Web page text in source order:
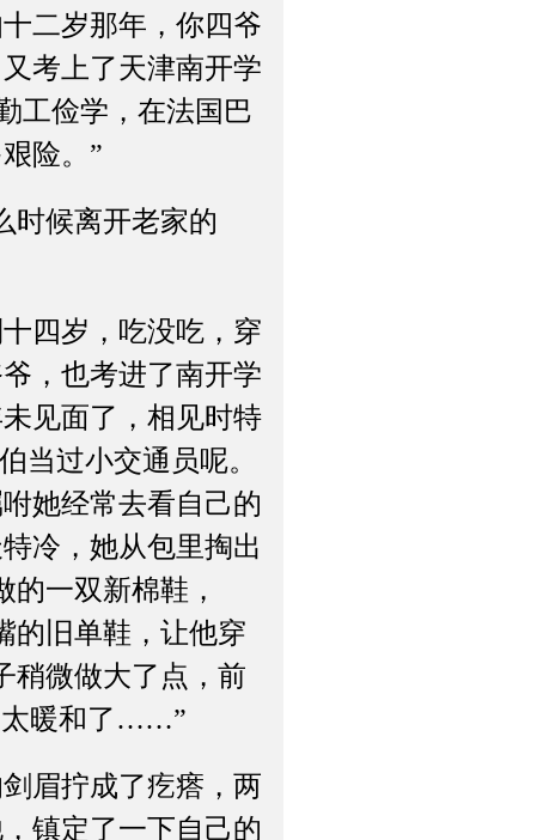
二岁那年，你四爷
考上了天津南开学
工俭学，在法国巴
险。”
候离开老家的
四岁，吃没吃，穿
，也考进了南开学
见面了，相见时特
当过小交通员呢。
她经常去看自己的
冷，她从包里掏出
一双新棉鞋，
的旧单鞋，让他穿
稍微做大了点，前
太暖和了……”
眉拧成了疙瘩，两
镇定了一下自己的